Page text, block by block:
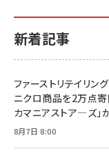
新着記事
ファーストリテイリ
ニクロ商品を2万点寄
カマニアストア―ズ」
8月7日 8:00